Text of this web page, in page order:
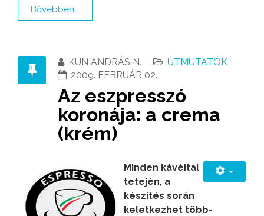
Bővebben...
KUN ANDRÁS N.
ÚTMUTATÓK
2009. FEBRUÁR 02.
Az eszpresszó
koronája: a crema
(krém)
Minden kávéital
tetején, a
készítés során
keletkezhet több-